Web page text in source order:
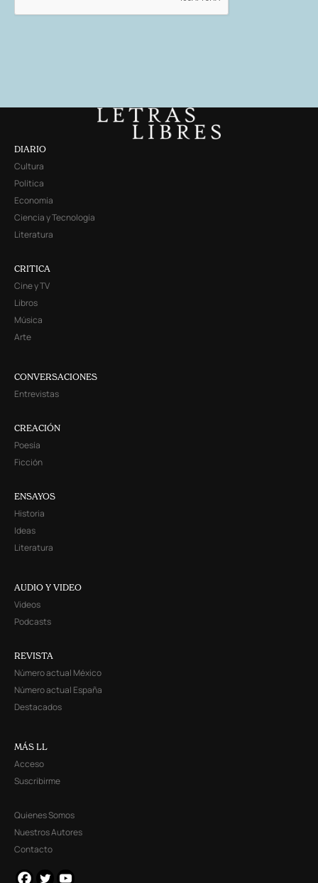
DIARIO
Cultura
Política
Economía
Ciencia y Tecnología
Literatura
CRITICA
Cine y TV
Libros
Música
Arte
CONVERSACIONES
Entrevistas
CREACIÓN
Poesía
Ficción
ENSAYOS
Historia
Ideas
Literatura
AUDIO Y VIDEO
Videos
Podcasts
REVISTA
Número actual México
Número actual España
Destacados
MÁS LL
Acceso
Suscribirme
Quienes Somos
Nuestros Autores
Contacto